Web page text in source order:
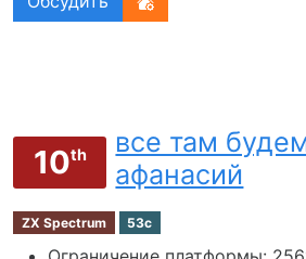
10th
все там
афанасий
ZX Spectrum 53c